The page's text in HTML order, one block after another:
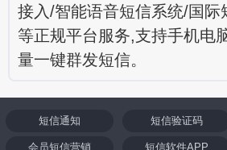
接入/智能语音短信系统/国际
等正规平台服务,支持手机电
量一键群发短信。
短信通知 短信验证码
会员短信营销 短信软件APP